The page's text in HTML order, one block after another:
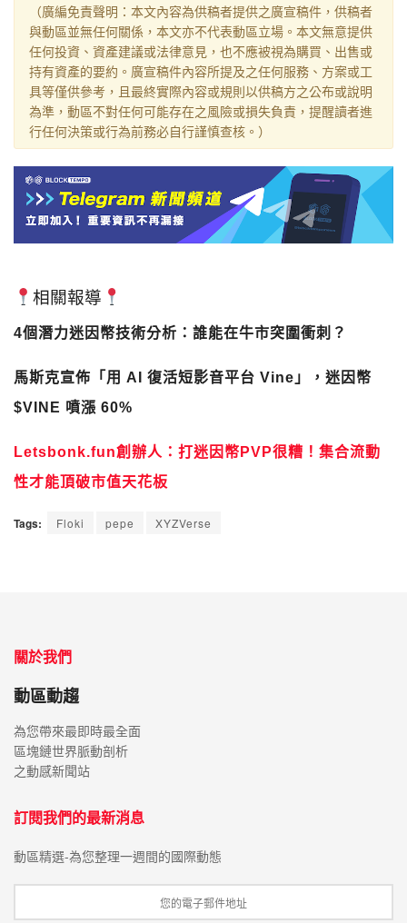
（廣編免責聲明：本文內容為供稿者提供之廣宣稿件，供稿者
與動區並無任何關係，本文亦不代表動區立場。本文無意提供
任何投資、資產建議或法律意見，也不應被視為購買、出售或
持有資產的要約。廣宣稿件內容所提及之任何服務、方案或工
具等僅供參考，且最終實際內容或規則以供稿方之公布或說明
為準，動區不對任何可能存在之風險或損失負責，提醒讀者進
行任何決策或行為前務必自行謹慎查核。）
相關報導
4個潛力迷因幣技術分析：誰能在牛市突圍衝刺？
馬斯克宣佈「用 AI 復活短影音平台 Vine」，迷因幣
$VINE 噴漲 60%
Letsbonk.fun創辦人：打迷因幣PVP很糟！集合流動
性才能頂破市值天花板
Tags: Floki pepe XYZVerse
關於我們
動區動趨
為您帶來最即時最全面
區塊鏈世界脈動剖析
之動感新聞站
訂閱我們的最新消息
動區精選-為您整理一週間的國際動態